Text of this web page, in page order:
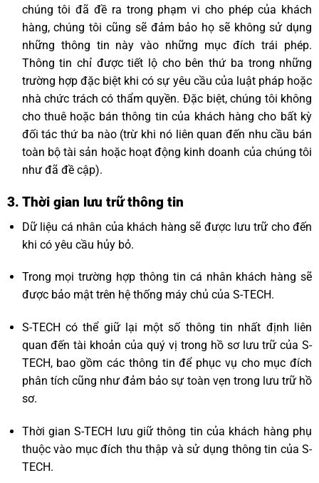
chúng tôi đã đề ra trong phạm vi cho phép của khách
hàng, chúng tôi cũng sẽ đảm bảo họ sẽ không sử dụng
những thông tin này vào những mục đích trái phép.
Thông tin chỉ được tiết lộ cho bên thứ ba trong những
trường hợp đặc biệt khi có sự yêu cầu của luật pháp hoặc
nhà chức trách có thẩm quyền. Đặc biệt, chúng tôi không
cho thuê hoặc bán thông tin của khách hàng cho bất kỳ
đối tác thứ ba nào (trừ khi nó liên quan đến nhu cầu bán
toàn bộ tài sản hoặc hoạt động kinh doanh của chúng tôi
như đã đề cập).
3. Thời gian lưu trữ thông tin
Dữ liệu cá nhân của khách hàng sẽ được lưu trữ cho đến
khi có yêu cầu hủy bỏ.
Trong mọi trường hợp thông tin cá nhân khách hàng sẽ
được bảo mật trên hệ thống máy chủ của S-TECH.
S-TECH có thể giữ lại một số thông tin nhất định liên
quan đến tài khoản của quý vị trong hồ sơ lưu trữ của S-
TECH, bao gồm các thông tin để phục vụ cho mục đích
phân tích cũng như đảm bảo sự toàn vẹn trong lưu trữ hồ
sơ.
Thời gian S-TECH lưu giữ thông tin của khách hàng phụ
thuộc vào mục đích thu thập và sử dụng thông tin của S-
TECH.